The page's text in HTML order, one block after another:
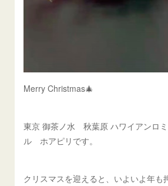
Merry Christmas🎄
東京 御茶ノ水 秋葉原 ハワイアンロ
ル ホアピリです。
クリスマスを迎えると、いよいよ年も